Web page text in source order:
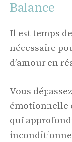
Balance
Il est temps
nécessaire
d’amour en
Vous
émotionnelle
qui